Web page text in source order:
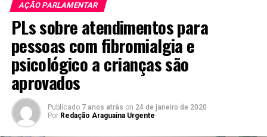
AÇÃO PARLAMENTAR
PLs sobre atendimentos para
pessoas com fibromialgia e
psicológico a crianças são
aprovados
Publicado 7 anos atrás on 24 de janeiro de 2020
Por Redação Araguaina Urgente